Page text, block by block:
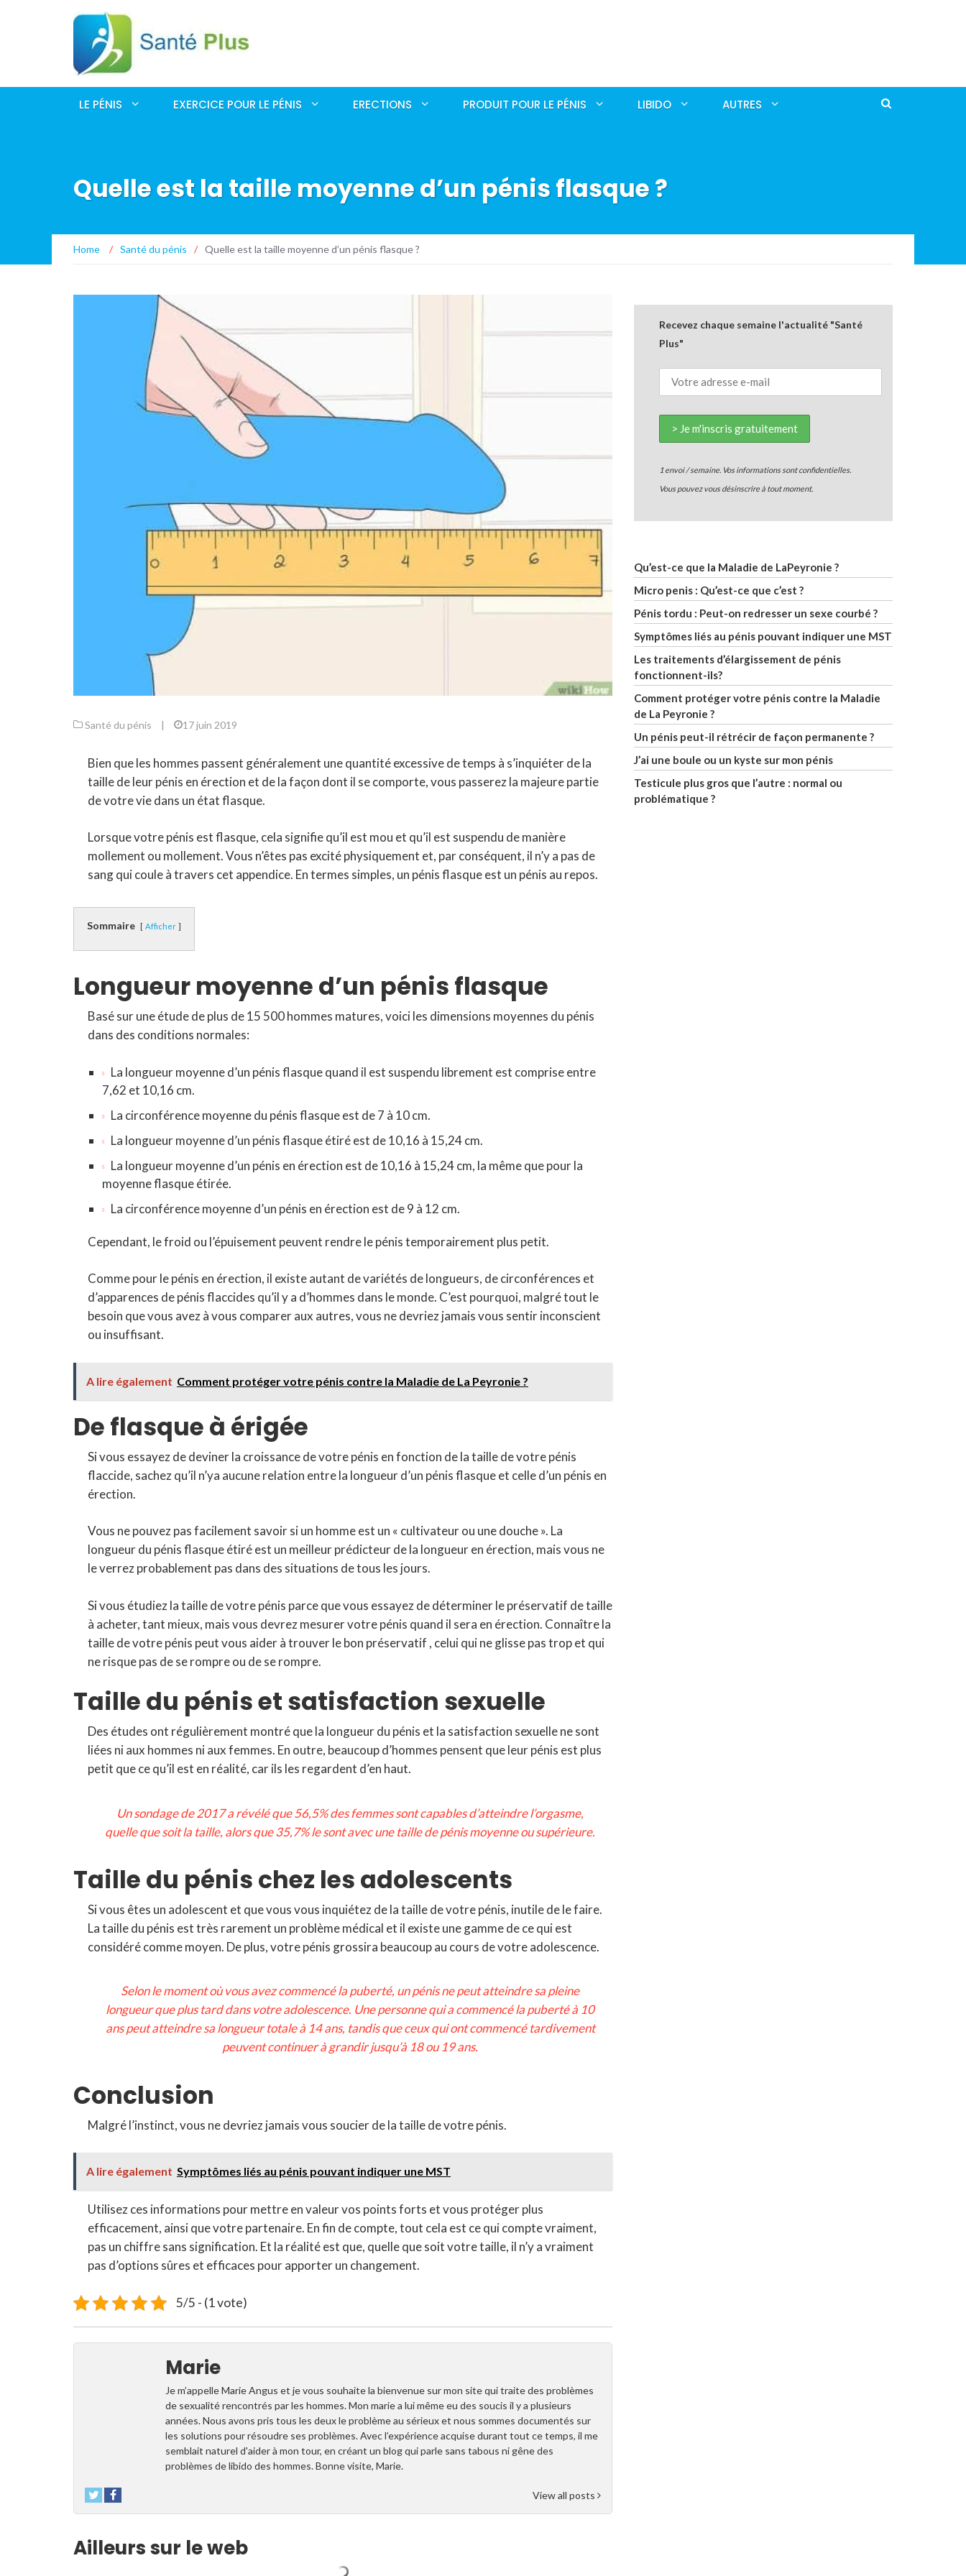
LE PÉNIS EXERCICE POUR LE PÉNIS ERECTIONS PRODUIT POUR LE PÉNIS LIBIDO AUTRES
Quelle est la taille moyenne d’un pénis flasque ?
Home / Santé du pénis / Quelle est la taille moyenne d’un pénis flasque ?
Santé du pénis | 17 juin 2019
Bien que les hommes passent généralement une quantité excessive de temps à s’inquiéter de la
taille de leur pénis en érection et de la façon dont il se comporte, vous passerez la majeure partie
de votre vie dans un état flasque.
Lorsque votre pénis est flasque, cela signifie qu’il est mou et qu’il est suspendu de manière
mollement ou mollement. Vous n’êtes pas excité physiquement et, par conséquent, il n’y a pas de
sang qui coule à travers cet appendice. En termes simples, un pénis flasque est un pénis au repos.
Sommaire Afficher
Longueur moyenne d’un pénis flasque
Basé sur une étude de plus de 15 500 hommes matures, voici les dimensions moyennes du pénis
dans des conditions normales:
La longueur moyenne d’un pénis flasque quand il est suspendu librement est comprise entre
7,62 et 10,16 cm.
La circonférence moyenne du pénis flasque est de 7 à 10 cm.
La longueur moyenne d’un pénis flasque étiré est de 10,16 à 15,24 cm.
La longueur moyenne d’un pénis en érection est de 10,16 à 15,24 cm, la même que pour la
moyenne flasque étirée.
La circonférence moyenne d’un pénis en érection est de 9 à 12 cm.
Cependant, le froid ou l’épuisement peuvent rendre le pénis temporairement plus petit.
Comme pour le pénis en érection, il existe autant de variétés de longueurs, de circonférences et
d’apparences de pénis flaccides qu’il y a d’hommes dans le monde. C’est pourquoi, malgré tout le
besoin que vous avez à vous comparer aux autres, vous ne devriez jamais vous sentir inconscient
ou insuffisant.
A lire également Comment protéger votre pénis contre la Maladie de La Peyronie ?
De flasque à érigée
Si vous essayez de deviner la croissance de votre pénis en fonction de la taille de votre pénis
flaccide, sachez qu’il n’ya aucune relation entre la longueur d’un pénis flasque et celle d’un pénis en
érection.
Vous ne pouvez pas facilement savoir si un homme est un « cultivateur ou une douche ». La
longueur du pénis flasque étiré est un meilleur prédicteur de la longueur en érection, mais vous ne
le verrez probablement pas dans des situations de tous les jours.
Si vous étudiez la taille de votre pénis parce que vous essayez de déterminer le préservatif de taille
à acheter, tant mieux, mais vous devrez mesurer votre pénis quand il sera en érection. Connaître la
taille de votre pénis peut vous aider à trouver le bon préservatif , celui qui ne glisse pas trop et qui
ne risque pas de se rompre ou de se rompre.
Taille du pénis et satisfaction sexuelle
Des études ont régulièrement montré que la longueur du pénis et la satisfaction sexuelle ne sont
liées ni aux hommes ni aux femmes. En outre, beaucoup d’hommes pensent que leur pénis est plus
petit que ce qu’il est en réalité, car ils les regardent d’en haut.
Un sondage de 2017 a révélé que 56,5% des femmes sont capables d’atteindre l’orgasme,
quelle que soit la taille, alors que 35,7% le sont avec une taille de pénis moyenne ou supérieure.
Taille du pénis chez les adolescents
Si vous êtes un adolescent et que vous vous inquiétez de la taille de votre pénis, inutile de le faire.
La taille du pénis est très rarement un problème médical et il existe une gamme de ce qui est
considéré comme moyen. De plus, votre pénis grossira beaucoup au cours de votre adolescence.
Selon le moment où vous avez commencé la puberté, un pénis ne peut atteindre sa pleine
longueur que plus tard dans votre adolescence. Une personne qui a commencé la puberté à 10
ans peut atteindre sa longueur totale à 14 ans, tandis que ceux qui ont commencé tardivement
peuvent continuer à grandir jusqu’à 18 ou 19 ans.
Conclusion
Malgré l’instinct, vous ne devriez jamais vous soucier de la taille de votre pénis.
A lire également Symptômes liés au pénis pouvant indiquer une MST
Utilisez ces informations pour mettre en valeur vos points forts et vous protéger plus
efficacement, ainsi que votre partenaire. En fin de compte, tout cela est ce qui compte vraiment,
pas un chiffre sans signification. Et la réalité est que, quelle que soit votre taille, il n’y a vraiment
pas d’options sûres et efficaces pour apporter un changement.
5/5 - (1 vote)
Marie
Je m’appelle Marie Angus et je vous souhaite la bienvenue sur mon site qui traite des problèmes
de sexualité rencontrés par les hommes. Mon marie a lui même eu des soucis il y a plusieurs
années. Nous avons pris tous les deux le problème au sérieux et nous sommes documentés sur
les solutions pour résoudre ses problèmes. Avec l’expérience acquise durant tout ce temps, il me
semblait naturel d'aider à mon tour, en créant un blog qui parle sans tabous ni gêne des
problèmes de libido des hommes. Bonne visite, Marie.
View all posts
Ailleurs sur le web
Recevez chaque semaine l'actualité "Santé
Plus"
1 envoi / semaine. Vos informations sont confidentielles.
Vous pouvez vous désinscrire à tout moment.
Qu’est-ce que la Maladie de LaPeyronie ?
Micro penis : Qu’est-ce que c’est ?
Pénis tordu : Peut-on redresser un sexe courbé ?
Symptômes liés au pénis pouvant indiquer une MST
Les traitements d’élargissement de pénis
fonctionnent-ils?
Comment protéger votre pénis contre la Maladie
de La Peyronie ?
Un pénis peut-il rétrécir de façon permanente ?
J’ai une boule ou un kyste sur mon pénis
Testicule plus gros que l’autre : normal ou
problématique ?